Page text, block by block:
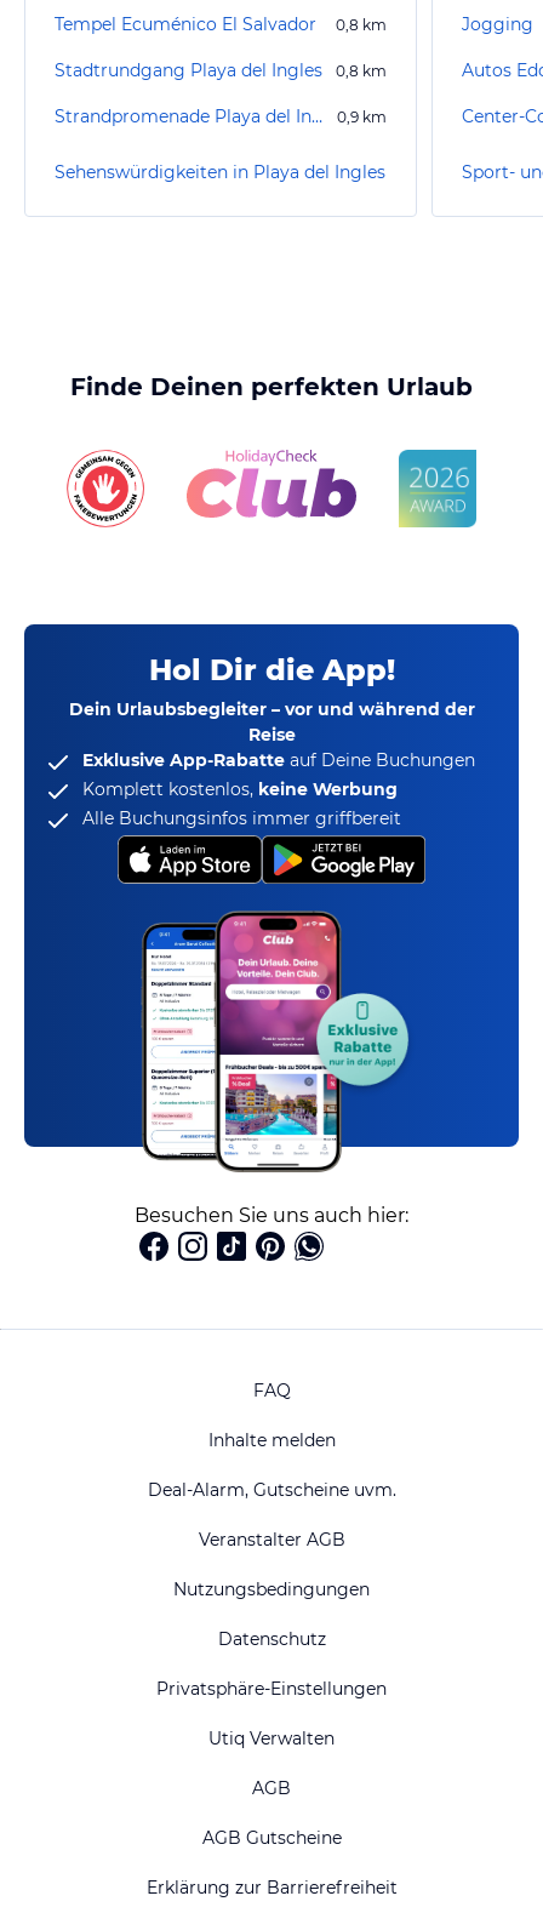
Tempel Ecuménico El Salvador 0,8 km
Stadtrundgang Playa del Ingles 0,8 km
Strandpromenade Playa del Inglés 0,9 km
Sehenswürdigkeiten in Playa del Ingles
Jogging
Autos
Finde Deinen perfekten Urlaub
Hol Dir die App!
Dein Urlaubsbegleiter – vor und während der
Reise
Exklusive App-Rabatte auf Deine Buchungen
Komplett kostenlos, keine Werbung
Alle Buchungsinfos immer griffbereit
Besuchen Sie uns auch hier:
FAQ
Inhalte melden
Deal-Alarm, Gutscheine uvm.
Veranstalter AGB
Nutzungsbedingungen
Datenschutz
Privatsphäre-Einstellungen
Utiq Verwalten
AGB
AGB Gutscheine
Erklärung zur Barrierefreiheit